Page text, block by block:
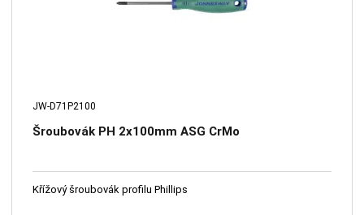
JW-D71P2100
Šroubovák PH 2x100mm ASG CrMo
Křížový šroubovák profilu Phillips